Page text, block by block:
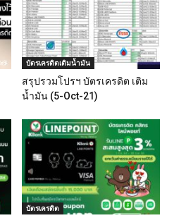
บัตรเครดิตเติมน้ำมัน
สรุปรวมโปรฯ บัตรเครดิต เติม
น้ำมัน (5-Oct-21)
บัตรเครดิต